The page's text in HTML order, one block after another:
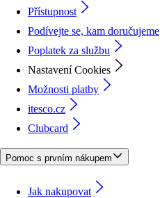
Přístupnost
Podívejte se, kam doručujeme
Poplatek za službu
Nastavení Cookies
Možnosti platby
itesco.cz
Clubcard
Pomoc s prvním nákupem
Jak nakupovat